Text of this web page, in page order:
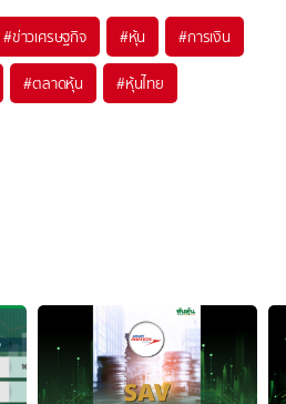
#ข่าวเศรษฐกิจ #หุ้น #การเงิน
#ตลาดหุ้น #หุ้นไทย